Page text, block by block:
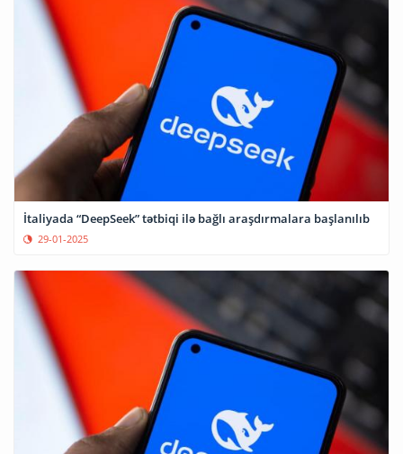
İtaliyada “DeepSeek” tətbiqi ilə bağlı araşdırmalara başlanılıb
29-01-2025